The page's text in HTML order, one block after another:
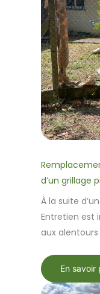
d’un grillage
À la suite
Entretien est
aux alentours
En savoir